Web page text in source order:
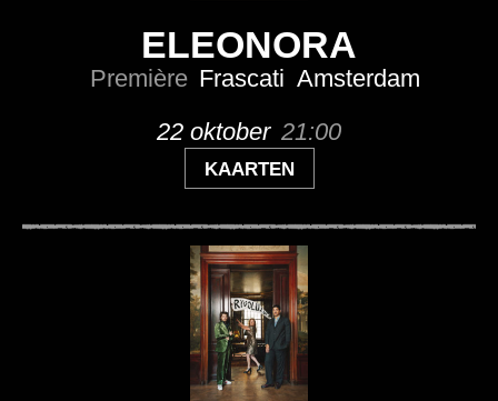
22 oktober 21:00
KAARTEN
ELEONORA
Première Frascati Amsterdam